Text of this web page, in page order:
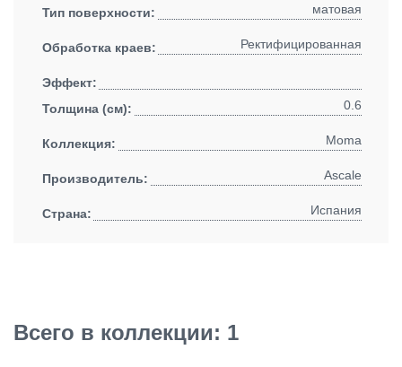
Тип поверхности: матовая
Обработка краев: Ректифицированная
Эффект:
Толщина (см):
0.6
Коллекция: Moma
Производитель: Ascale
Страна: Испания
Всего в коллекции: 1